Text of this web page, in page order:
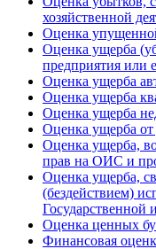
хозяйственной
Оценка
Оценка ущерба
предприятия или
Оценка ущерба
Оценка ущерба
Оценка ущерба
Оценка ущерба от
Оценка ущерба,
прав на ОИС и
Оценка ущерба,
(бездействием)
Оценка ценных
Финансовая